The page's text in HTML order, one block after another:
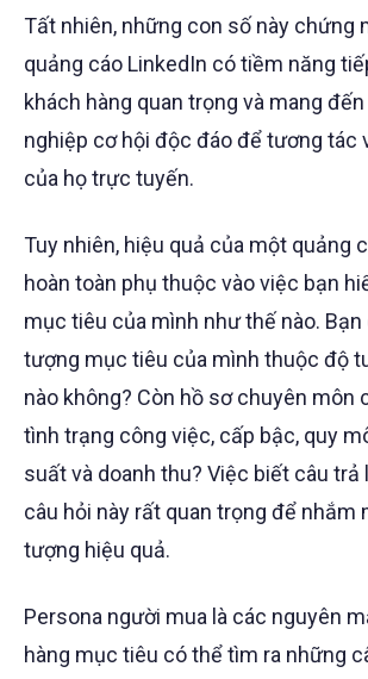
Tất nhiên, những con số này chứng
quảng cáo LinkedIn có tiềm năng
khách hàng quan trọng và mang
nghiệp cơ hội độc đáo để tương tác
của họ trực tuyến.
Tuy nhiên, hiệu quả của một quảng
hoàn toàn phụ thuộc vào việc bạn
mục tiêu của mình như thế nào.
tượng mục tiêu của mình thuộc độ
nào không? Còn hồ sơ chuyên môn
tình trạng công việc, cấp bậc, quy
suất và doanh thu? Việc biết câu trả
câu hỏi này rất quan trọng để nhắm
tượng hiệu quả.
Persona người mua là các nguyên
hàng mục tiêu có thể tìm ra những